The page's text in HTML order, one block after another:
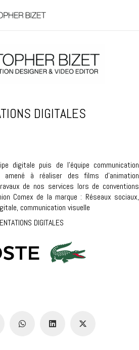
DIGITALES
digitale puis de l’équipe communication
amené à réaliser des films d’animation
de nos services lors de conventions
Comex de la marque : Réseaux sociaux,
communication visuelle
DIGITALES